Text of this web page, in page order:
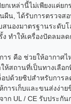
กเหล่านี้ไม่เพียงแค่ย
น, ได้รับการตรวจ
องมาตรฐานระดับโ
ทําให้เครื่องปัดลมล
ร คือ ช่วยให้อากาศ
ห้สถานที่เป็นทางเลื
ปด้วยซิปสําหรับการ
การเก็บและขนส่งง่า
าก UL / CE รับประ